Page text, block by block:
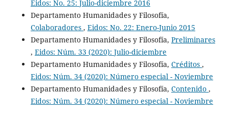
Eidos: No. 25: Julio-diciembre 2016
Departamento Humanidades y Filosofía,
Colaboradores , Eidos: No. 22: Enero-Junio 2015
Departamento Humanidades y Filosofía, Preliminares
, Eidos: Núm. 33 (2020): Julio-diciembre
Departamento Humanidades y Filosofía, Créditos ,
Eidos: Núm. 34 (2020): Número especial - Noviembre
Departamento Humanidades y Filosofía, Contenido ,
Eidos: Núm. 34 (2020): Número especial - Noviembre